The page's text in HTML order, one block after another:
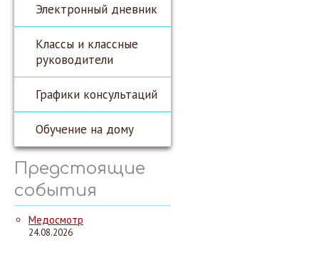
Электронный дневник
Классы и классные
руководители
Графики консультаций
Обучение на дому
Предстоящие
события
Медосмотр
24.08.2026